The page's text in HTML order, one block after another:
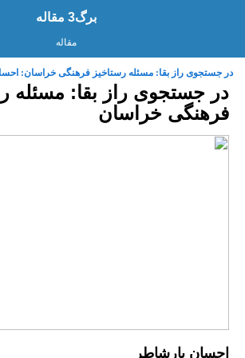
برگ3 مقاله
مقاله
در جستجوی راز بقا: مسئله رستاخيز فرهنگی خراسان:
در جستجوی راز بقا: مسئله
فرهنگی خراسان
احسان یارشاطر